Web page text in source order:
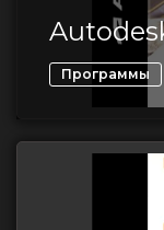
Программы